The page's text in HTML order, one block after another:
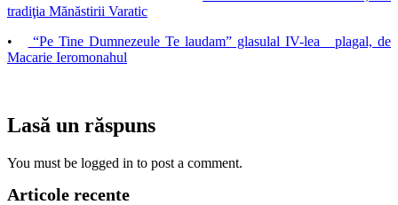
tradiţia Mănăstirii Varatic
•
“Pe Tine Dumnezeule Te laudam” glasulal IV-lea plagal, de
Macarie Ieromonahul
Lasă un răspuns
You must be logged in to post a comment.
Articole recente